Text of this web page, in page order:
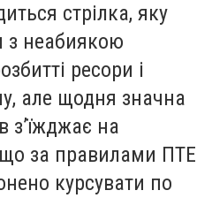
стрілка, яку
з неабиякою
ресори і
але щодня значна
з’їжджає на
за правилами ПТЕ
курсувати по